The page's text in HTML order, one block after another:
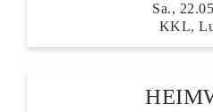
Sa.,
KKL,